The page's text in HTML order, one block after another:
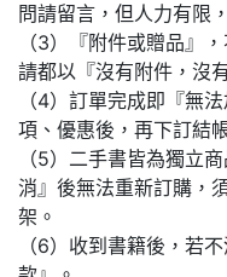
問請留言，但人力有限
（3）『附件或贈品』
請都以『沒有附件，沒
（4）訂單完成即『無
項、優惠後，再下訂結
（5）二手書皆為獨立
消』後無法重新訂購，
架。
（6）收到書籍後，若